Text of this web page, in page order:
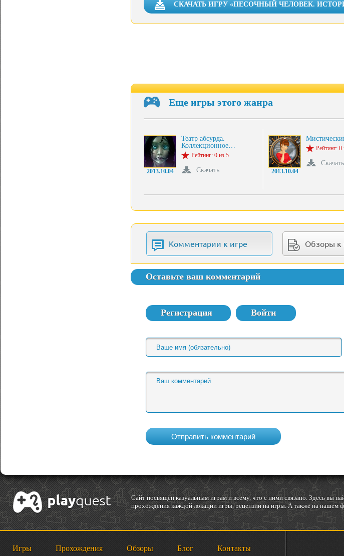
СКАЧАТЬ ИГРУ «ПЕСОЧНЫЙ ЧЕЛОВЕК.
Еще игры этого жанра
2013.10.04
Театр абсурда.
Коллекционное…
Рейтинг: 0 из 5
Скачать 2013.10.04
Рейтинг: 0
Скачать
Комментарии к игре Обзоры к
Оставьте ваш комментарий
Регистрация Войти
Cайт посвящен казуальным играм и всему, что с ними связано. Здесь
прохождения каждой локации игры, рецензии на игры. А также на
Игры Прохождения Обзоры Блог Контакты